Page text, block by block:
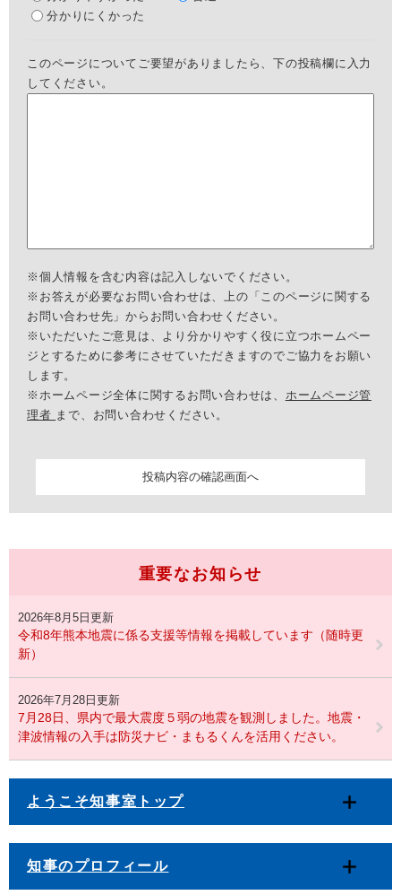
分かりにくかった
このページについてご要望がありましたら、下の投稿欄に入力
してください。
※個人情報を含む内容は記入しないでください。
※お答えが必要なお問い合わせは、上の「このページに関する
お問い合わせ先」からお問い合わせください。
※いただいたご意見は、より分かりやすく役に立つホームペー
ジとするために参考にさせていただきますのでご協力をお願い
します。
※ホームページ全体に関するお問い合わせは、 ホームページ管
理者 まで、お問い合わせください。
重要なお知らせ
2026年8月5日更新
令和8年熊本地震に係る支援等情報を掲載しています（随時更
新）
2026年7月28日更新
7月28日、県内で最大震度５弱の地震を観測しました。地震・
津波情報の入手は防災ナビ・まもるくんを活用ください。
ようこそ知事室トップ
知事のプロフィール